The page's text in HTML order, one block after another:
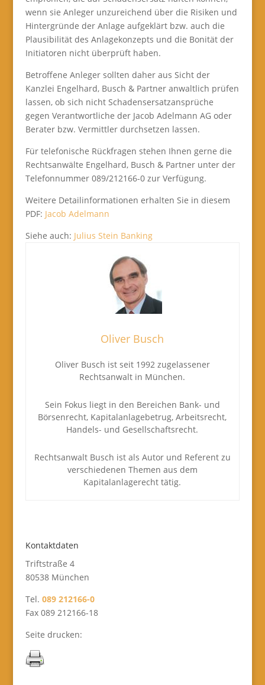
wenn sie Anleger unzureichend über die Risiken und
Hintergründe der Anlage aufgeklärt bzw. auch die
Plausibilität des Anlagekonzepts und die Bonität der
Initiatoren nicht überprüft haben.
Betroffene Anleger sollten daher aus Sicht der
Kanzlei Engelhard, Busch & Partner anwaltlich prüfen
lassen, ob sich nicht Schadensersatzansprüche
gegen Verantwortliche der Jacob Adelmann AG oder
Berater bzw. Vermittler durchsetzen lassen.
Für telefonische Rückfragen stehen Ihnen gerne die
Rechtsanwälte Engelhard, Busch & Partner unter der
Telefonnummer 089/212166-0 zur Verfügung.
Weitere Detailinformationen erhalten Sie in diesem
PDF: Jacob Adelmann
Siehe auch: Julius Stein Banking
Oliver Busch
Oliver Busch ist seit 1992 zugelassener
Rechtsanwalt in München.
Sein Fokus liegt in den Bereichen Bank- und
Börsenrecht, Kapitalanlagebetrug, Arbeitsrecht,
Handels- und Gesellschaftsrecht.
Rechtsanwalt Busch ist als Autor und Referent zu
verschiedenen Themen aus dem
Kapitalanlagerecht tätig.
Kontaktdaten
Triftstraße 4
80538 München
Tel. 089 212166-0
Fax 089 212166-18
Seite drucken: